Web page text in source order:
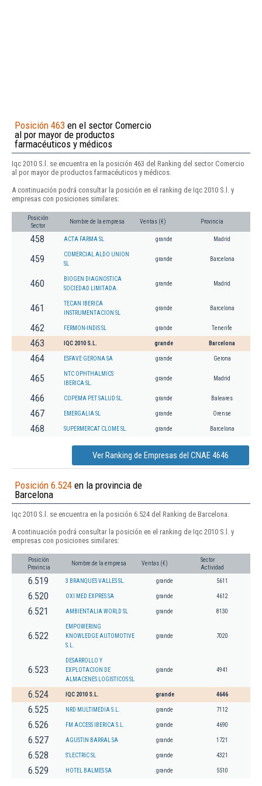
Posición 463 en el sector Comercio
al por mayor de productos
farmacéuticos y médicos
Iqc 2010 S.l. se encuentra en la posición 463 del Ranking del sector Comercio
al por mayor de productos farmacéuticos y médicos.
A continuación podrá consultar la posición en el ranking de Iqc 2010 S.l. y
empresas con posiciones similares:
Posición
Sector
Nombre de la empresa Ventas (€) Provincia
458 ACTA FARMA SL grande Madrid
459
COMERCIAL ALDO UNION
SL
grande Barcelona
460
BIOGEN DIAGNOSTICA
SOCIEDAD LIMITADA.
grande Madrid
461
TECAN IBERICA
INSTRUMENTACION SL
grande Barcelona
462 FERMON-INDIS SL grande Tenerife
463 IQC 2010 S.L. grande Barcelona
464 ESFAVE GERONA SA grande Gerona
465
NTC OPHTHALMICS
IBERICA SL.
grande Madrid
466 COPEMA PET SALUD SL. grande Baleares
467 EMERGALIA SL grande Orense
468 SUPERMERCAT CLOME SL. grande Barcelona
Ver Ranking de Empresas del CNAE 4646
Posición 6.524 en la provincia de
Barcelona
Iqc 2010 S.l. se encuentra en la posición 6.524 del Ranking de Barcelona.
A continuación podrá consultar la posición en el ranking de Iqc 2010 S.l. y
empresas con posiciones similares:
Posición
Provincia
Nombre de la empresa Ventas (€)
Sector
Actividad
6.519 3 BRANQUES VALLES SL. grande 5611
6.520 OXI MED EXPRES SA grande 4612
6.521 AMBIENTALIA WORLD SL grande 8130
6.522
EMPOWERING
KNOWLEDGE AUTOMOTIVE
S.L.
grande 7020
6.523
DESARROLLO Y
EXPLOTACION DE
ALMACENES LOGISTICOS SL
grande 4941
6.524 IQC 2010 S.L. grande 4646
6.525 NRD MULTIMEDIA S.L. grande 7112
6.526 FM ACCESS IBERICA S.L. grande 4690
6.527 AGUSTIN BARRAL SA grande 1721
6.528 S'LECTRIC SL grande 4321
6.529 HOTEL BALMES SA grande 5510